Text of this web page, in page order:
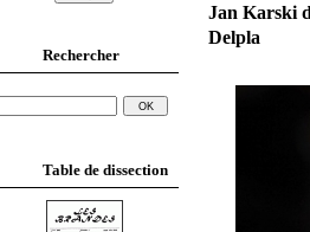
Rechercher
Table de dissection
Jan Karski
Delpla